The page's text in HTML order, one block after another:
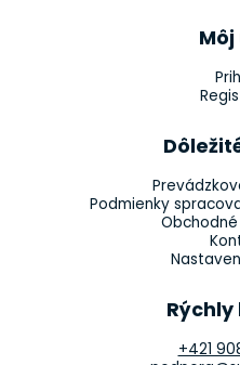
Podmienky
+421